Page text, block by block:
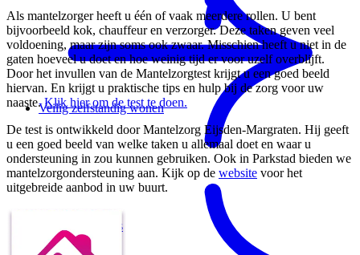
Veilig zelfstandig wonen
Onze restaurants
Als mantelzorger heeft u één of vaak meerdere rollen. U bent
bijvoorbeeld kok, chauffeur en verzorger. Deze taken geven veel
voldoening, maar zijn soms ook zwaar. Misschien heeft u niet in de
gaten hoeveel u doet en hoe weinig tijd er voor uzelf overblijft.
Door het invullen van de Mantelzorgtest krijgt u een goed beeld
hiervan. En krijgt u praktische tips en hulp bij de zorg voor uw
naaste.Klik hier om de test te doen.
De test is ontwikkeld door Mantelzorg Eijsden-Margraten. Hij geeft
u een goed beeld van welke taken u allemaal doet en waar u
ondersteuning in zou kunnen gebruiken. Ook in Parkstad bieden we
mantelzorgondersteuning aan. Kijk op de website voor het
uitgebreide aanbod in uw buurt.